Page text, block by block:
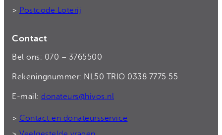
> Postcode Loterij
Contact
Bel ons: 070 – 3765500
Rekeningnummer: NL50 TRIO 0338 7775 55
E-mail: donateurs@hivos.nl
> Contact en donateursservice